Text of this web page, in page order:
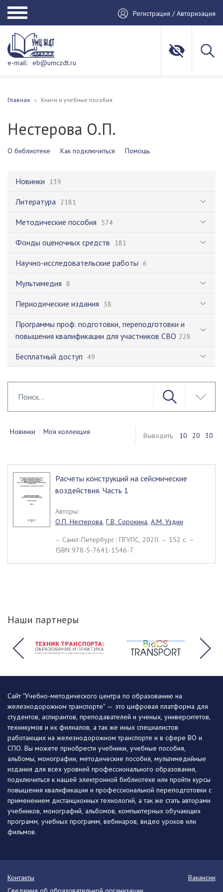
Регистрация / Авторизация
e-mail: eb@umczdt.ru
Главная Книги и учебные пособия
Нестерова О.П.
О библиотеке Как подключиться Помощь
Новинки 139
Литература 2181
Методические пособия 574
Фонды оценочных средств 181
Научно-исследовательские работы 6
Мультимедия 8
Периодические издания 38
Программы проф. подготовки, переподготовки и
повышения квалификации для участников СВО 228
Бесплатный доступ 49
Новинки Моя коллекция Выводить 10 20 30
Расчеты конструкций на сейсмические
воздействия. Часть 1
Авторы:
О.П. Нестерова, Г.В. Сорокина, А.М. Уздин
– Санкт-Петербург : ПГУПС, 2020. – 152 c. –
ISBN 978-5-7641-1546-7
Наши партнеры
Сайт "Учебно-методического центра по образованию на
железнодорожном транспорте" — это цифровая платформа для
студентов, аспирантов, преподавателей и ученых, университетов,
техникумов и их филиалов, а так же иных специалистов
работающих на железнодорожном транспорте и в сфере ВО и
СПО. Вы можете приобрести учебники, учебные пособия,
альбомы, монографии, методические пособия, мультимедийные
издания для всех уровней профессионального образования,
подключиться к нашей электронной библиотеке или пройти курсы
повышения квалификации и профессиональной переподготовки с
применением дистанционных технологий, а так же стать авторами
учебников, монографий, альбомов, компьютерных обучающих
программ, учебных программ, вебинаров, видео уроков или
фильмов.
Контакты
Вакансии